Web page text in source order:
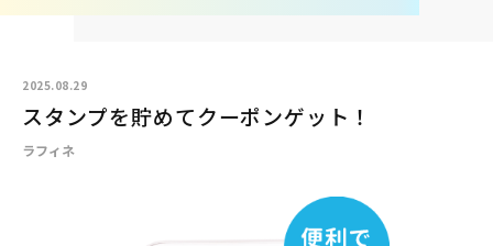
2025.08.29
スタンプを貯めてクーポンゲット！
ラフィネ